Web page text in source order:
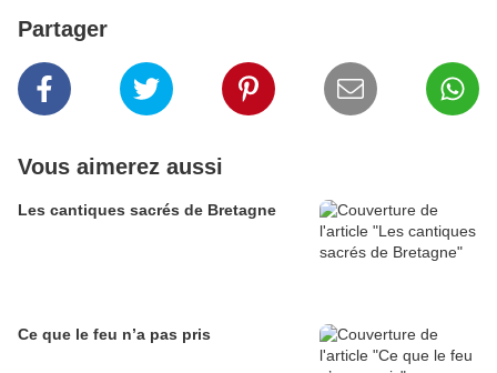
Partager
Vous aimerez aussi
Les cantiques sacrés de Bretagne
Ce que le feu n’a pas pris